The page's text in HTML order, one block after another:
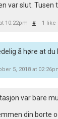
var slut. Tusen
10:22pm # 1 like ·
å høre at du
5, 2018 at
var bare
din borte